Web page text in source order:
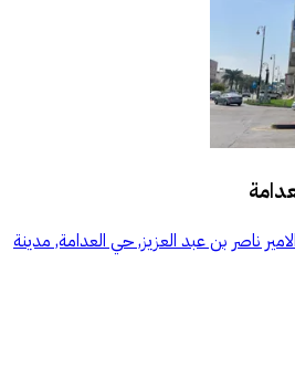
ناصر بن عبد العزيز, حي العدامة, مدينة